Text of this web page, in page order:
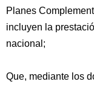
Planes
incluyen la
nacional;
Que, mediante los